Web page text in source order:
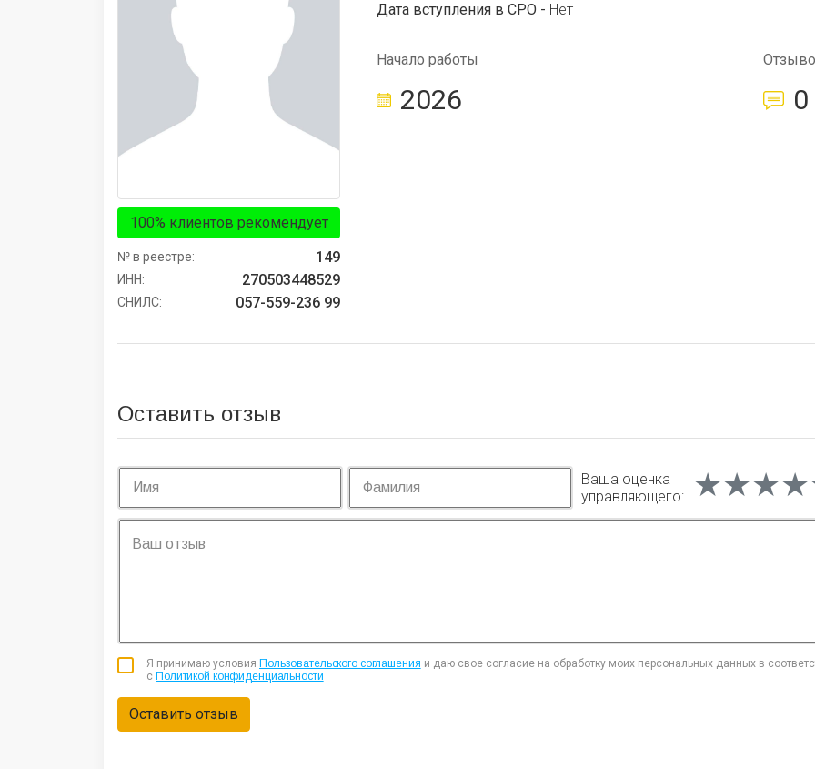
100% клиентов рекомендует
№ в реестре: 149
ИНН: 270503448529
СНИЛС: 057-559-236 99
Дата вступления в СРО - Нет
Начало работы
2026 0
Оставить отзыв
Ваша оценка
управляющего:
Я принимаю условия Пользовательского соглашения и даю свое согласие на обработку моих персональных данных в
с Политикой конфиденциальности
Оставить отзыв